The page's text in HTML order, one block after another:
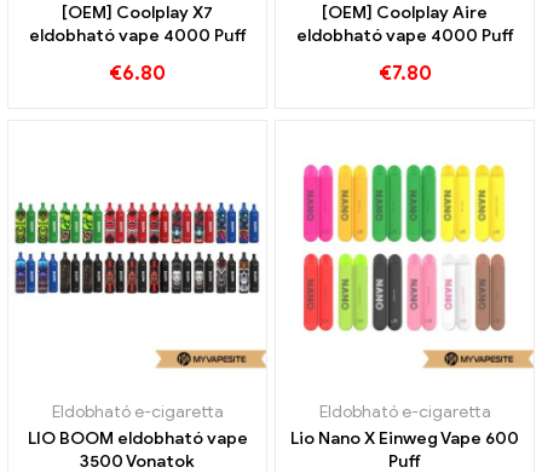
[OEM] Coolplay X7
eldobható vape 4000 Puff
€6.80
[OEM] Coolplay Aire
eldobható vape 4000 Puff
€7.80
Eldobható e-cigaretta
LIO BOOM eldobható vape
3500 Vonatok
Eldobható e-cigaretta
Lio Nano X Einweg Vape 600
Puff